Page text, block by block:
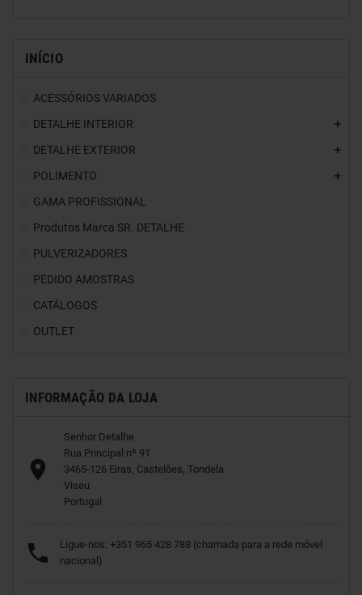
INÍCIO
ACESSÓRIOS VARIADOS
DETALHE INTERIOR
DETALHE EXTERIOR
POLIMENTO
GAMA PROFISSIONAL
Produtos Marca SR. DETALHE
PULVERIZADORES
PEDIDO AMOSTRAS
CATÁLOGOS
OUTLET
INFORMAÇÃO DA LOJA

Senhor Detalhe
Rua Principal nº 91
3465-126 Eiras, Castelões, Tondela
Viseu
Portugal
 Ligue-nos:+351 965 428 788 (chamada para a rede móvel
nacional)